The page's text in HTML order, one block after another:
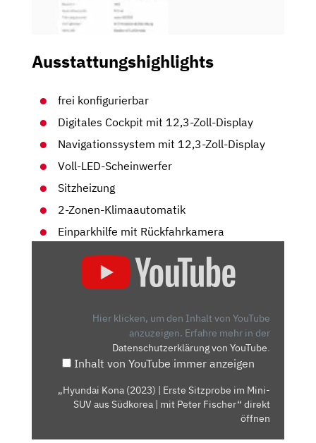
Ausstattungshighlights
frei konfigurierbar
Digitales Cockpit mit 12,3-Zoll-Display
Navigationssystem mit 12,3-Zoll-Display
Voll-LED-Scheinwerfer
Sitzheizung
2-Zonen-Klimaautomatik
Einparkhilfe mit Rückfahrkamera
Hier klicken, um den Inhalt von YouTube
anzuzeigen. Erfahre mehr in der
Datenschutzerklärung von YouTube.
Inhalt von YouTube immer anzeigen
„Hyundai Kona (2023) | Erste Sitzprobe im Mini-
SUV aus Südkorea | mit Peter Fischer“ direkt
öffnen